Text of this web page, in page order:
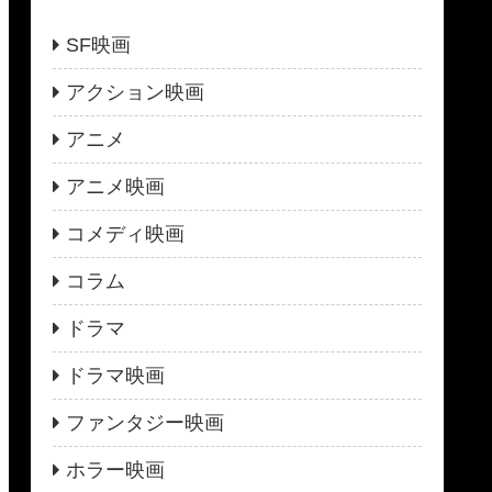
SF映画
アクション映画
アニメ
アニメ映画
コメディ映画
コラム
ドラマ
ドラマ映画
ファンタジー映画
ホラー映画